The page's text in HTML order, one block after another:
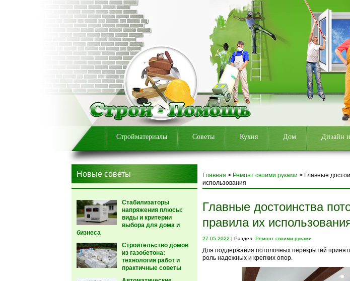
Стройматериалы Советы Кухня Дом Дизайн
Новые советы
Стабилизаторы
напряжения плюсы:
виды и критерии
выбора для дома и
бизнеса
Строительство домов
из газобетона:
технология работ и
практичные советы
Главная > Ремонт своими руками > Главные
использования
Главные достоинства
правила их
27.05.2022 | Раздел: Ремонт своими руками
Для поддержания потолочных перекрытий
роль надежных и крепких опор.